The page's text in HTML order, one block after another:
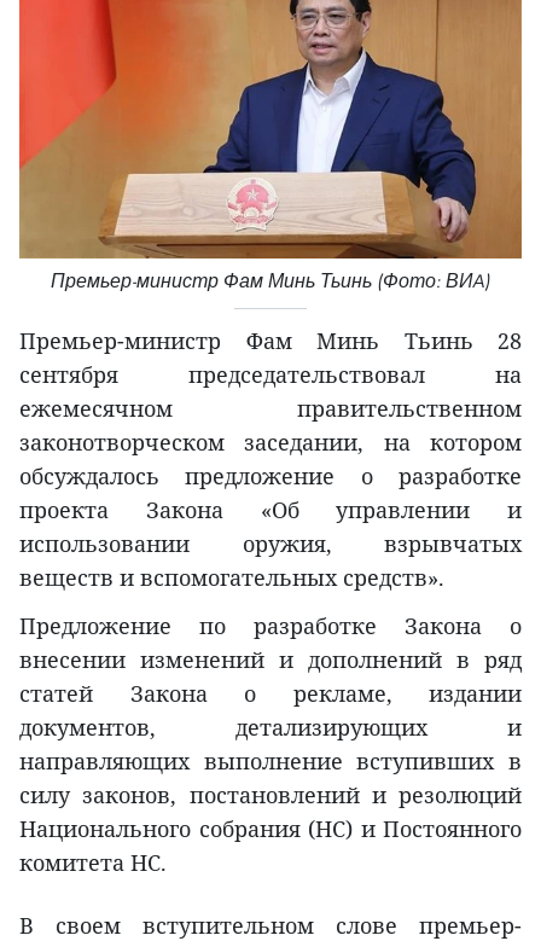
Премьер-министр Фам Минь Тьинь (Фото: ВИA)
Премьер-министр Фам Минь Тьинь 28
сентября председательствовал на
ежемесячном правительственном
законотворческом заседании, на котором
обсуждалось предложение о разработке
проекта Закона «Об управлении и
использовании оружия, взрывчатых
веществ и вспомогательных средств».
Предложение по разработке Закона о
внесении изменений и дополнений в ряд
статей Закона о рекламе, издании
документов, детализирующих и
направляющих выполнение вступивших в
силу законов, постановлений и резолюций
Национального собрания (НС) и Постоянного
комитета НС.
В своем вступительном слове премьер-